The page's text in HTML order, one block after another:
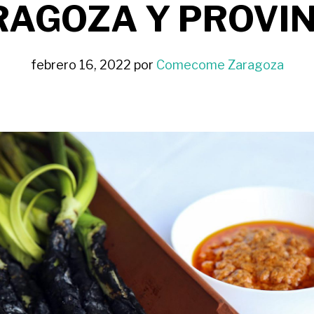
Y
febrero 16, 2022 por Comecome Zaragoza